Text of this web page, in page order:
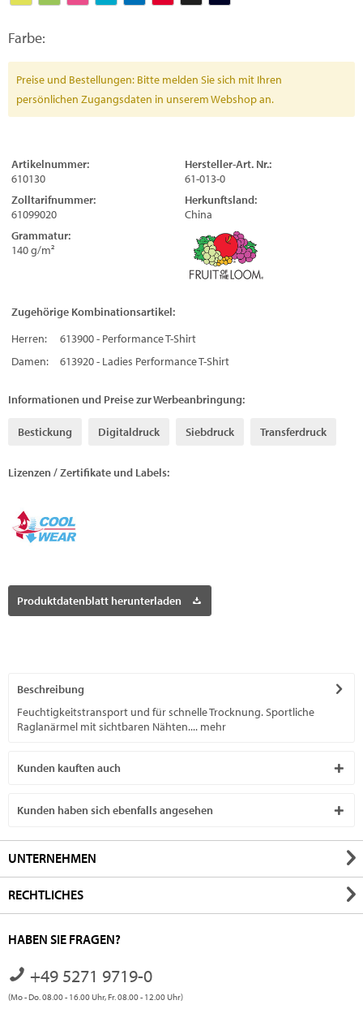
Farbe:
Preise und Bestellungen: Bitte melden Sie sich mit Ihren
persönlichen Zugangsdaten in unserem Webshop an.
Artikelnummer:
610130
Hersteller-Art. Nr.:
61-013-0
Zolltarifnummer:
61099020
Herkunftsland:
China
Grammatur:
140 g/m²
Zugehörige Kombinationsartikel:
Herren:
613900 - Performance T-Shirt
Damen:
613920 - Ladies Performance T-Shirt
Informationen und Preise zur Werbeanbringung:
Bestickung Digitaldruck Siebdruck Transferdruck
Lizenzen / Zertifikate und Labels:
Produktdatenblatt herunterladen
Beschreibung
Feuchtigkeitstransport und für schnelle Trocknung. Sportliche
Raglanärmel mit sichtbaren Nähten.... mehr
Kunden kauften auch
Kunden haben sich ebenfalls angesehen
UNTERNEHMEN
RECHTLICHES
HABEN SIE FRAGEN?
+49 5271 9719-0
(Mo - Do. 08.00 - 16.00 Uhr, Fr. 08.00 - 12.00 Uhr)